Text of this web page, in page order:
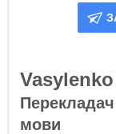
Перекладач
мови